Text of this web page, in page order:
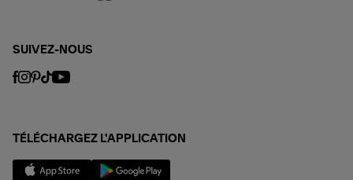
SUIVEZ-NOUS
TÉLÉCHARGEZ L'APPLICATION